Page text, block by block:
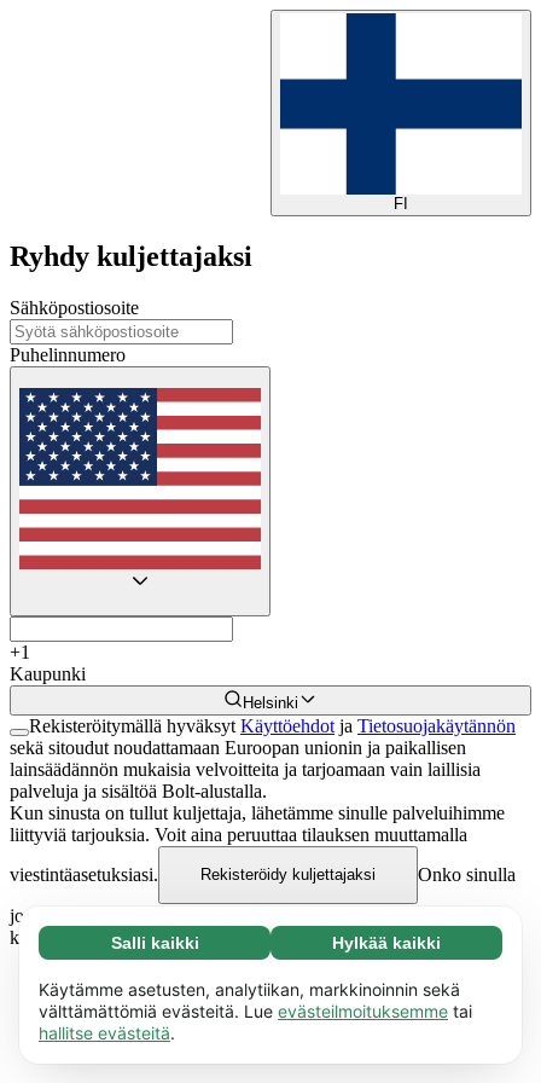
Välttämätön (65)
Välttämättömät evästeet auttavat tekemään
verkkosivuistamme käyttökelpoisia ottamalla
käyttöön perustoiminnot, mm. sivun navigointi.
Lue lisää
Salli kaikki Hylkää kaikki
Käytämme asetusten, analytiikan, markkinoinnin sekä
välttämättömiä evästeitä. Lue evästeilmoituksemme tai
hallitse evästeitä.
FI
Ryhdy kuljettajaksi
Sähköpostiosoite
Puhelinnumero
+1
Kaupunki
Helsinki
Rekisteröitymällä hyväksyt Käyttöehdot ja Tietosuojakäytännön
sekä sitoudut noudattamaan Euroopan unionin ja paikallisen
lainsäädännön mukaisia velvoitteita ja tarjoamaan vain laillisia
palveluja ja sisältöä Bolt-alustalla.
Kun sinusta on tullut kuljettaja, lähetämme sinulle palveluihimme
liittyviä tarjouksia. Voit aina peruuttaa tilauksen muuttamalla
viestintäasetuksiasi.
Rekisteröidy kuljettajaksi Onko sinulla
jo tili?
kuljettajia,
rekisteröidy fleet-omistajaksi